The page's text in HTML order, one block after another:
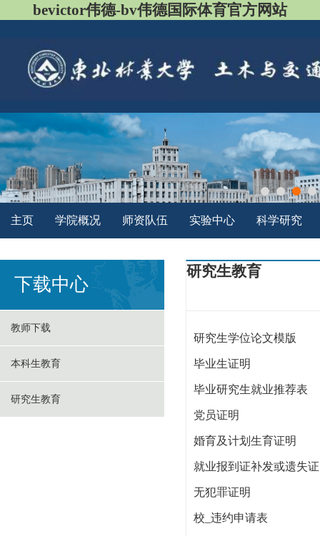
bevictor伟德-bv伟德国际体育官方网站
主页 学院概况 师资队伍 实验中心 科学研究
下载中心
教师下载
本科生教育
研究生教育
研究生教育
研究生学位论文模版
毕业生证明
毕业研究生就业推荐表
党员证明
婚育及计划生育证明
就业报到证补发或遗失
无犯罪证明
校_违约申请表